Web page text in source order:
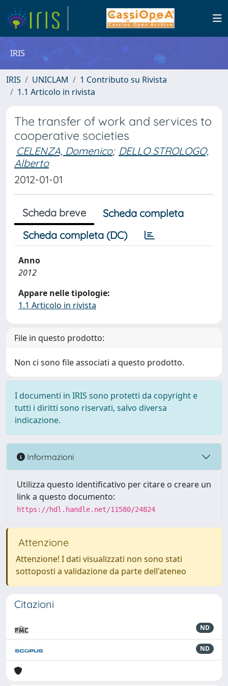
IRIS
IRIS UNICLAM
1 Contributo su Rivista
1.1 Articolo in rivista
The transfer of work and services to
cooperative societies
CELENZA, Domenico; DELLO STROLOGO,
Alberto
2012-01-01
Scheda breve
Scheda completa
Scheda completa (DC)
Anno
2012
Appare nelle tipologie:
1.1 Articolo in rivista
File in questo prodotto:
Non ci sono file associati a questo prodotto.
I documenti in IRIS sono protetti da copyright e
tutti i diritti sono riservati, salvo diversa
indicazione.
Informazioni
Utilizza questo identificativo per citare o creare un
link a questo documento:
https://hdl.handle.net/11580/24824
Attenzione
Attenzione! I dati visualizzati non sono stati
sottoposti a validazione da parte dell'ateneo
Citazioni
ND
ND